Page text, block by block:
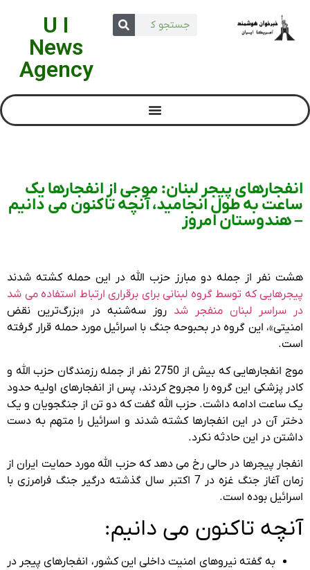
U I
News
Agency
انفجارهای پیجر لبنان: موجی از انفجارها یک
ساعت به طول انجامید، آنچه تاکنون می دانیم
– هندوستان امروز
هشت نفر از جمله دو مبارز حزب الله در این حمله کشته شدند
پیجرهایی که توسط گروه لبنانی برای برقراری ارتباط استفاده می شد
در سراسر لبنان منفجر شد روز سه‌شنبه در «بزرگ‌ترین نقض
امنیتی»، این گروه در بحبوحه جنگ با اسرائیل مورد حمله قرار گرفته
است.
موج انفجارهایی که بیش از 2750 نفر از جمله رزمندگان حزب الله و
کادر پزشکی این گروه را مجروح کردند، پس از انفجارهای اولیه حدود
یک ساعت ادامه داشت. حزب الله گفت که دو تن از جنگجویان و یک
دختر آن در این انفجارها کشته شدند و اسرائیل را متهم به دست
داشتن در این حادثه نکرد.
انفجار پیجرها در حالی رخ می دهد که حزب الله مورد حمایت ایران از
زمان آغاز جنگ غزه در 7 اکتبر سال گذشته درگیر جنگ فرامرزی با
اسرائیل بوده است.
آنچه تاکنون می دانیم:
به گفته نیروهای امنیت داخلی این کشور، انفجارهای پیجر در